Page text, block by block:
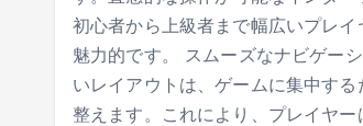
初心者から上級者まで幅広いプレイ
魅力的です。 スムーズなナビゲー
いレイアウトは、ゲームに集中する
整えます。これにより、プレイヤー